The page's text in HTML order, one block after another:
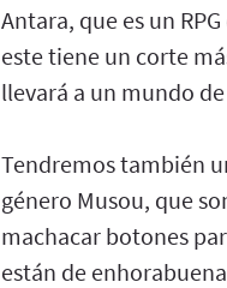
Antara, que es un
este tiene un corte
llevará a un mundo
Tendremos también
género Musou, que
machacar botones
están de